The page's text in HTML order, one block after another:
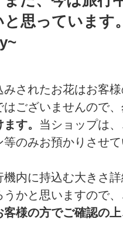
と思っています
みされたお花はお客
ございませんので、
す。 当ショップは
のみお預かりさせて
機内に持込む大きさ
かと思いますので、
様の方でご確認の上